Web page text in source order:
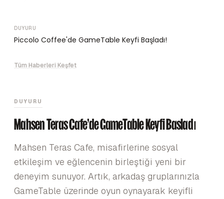
DUYURU
Piccolo Coffee'de GameTable Keyfi Başladı!
Tüm Haberleri Keşfet
DUYURU
Mahsen Teras Cafe'de GameTable Keyfi Başladı
Mahsen Teras Cafe, misafirlerine sosyal
etkileşim ve eğlencenin birleştiği yeni bir
deneyim sunuyor. Artık, arkadaş gruplarınızla
GameTable üzerinde oyun oynayarak keyifli